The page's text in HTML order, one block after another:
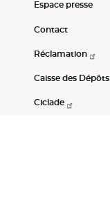
Espace presse
Contact
Réclamation
Caisse des Dépôts
Ciclade